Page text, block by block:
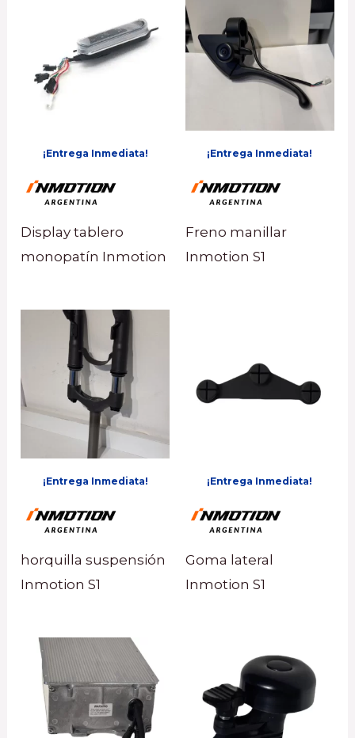
¡Entrega Inmediata!
Display tablero
monopatín Inmotion
¡Entrega Inmediata!
Freno manillar
Inmotion S1
¡Entrega Inmediata!
horquilla suspensión
Inmotion S1
¡Entrega Inmediata!
Goma lateral
Inmotion S1